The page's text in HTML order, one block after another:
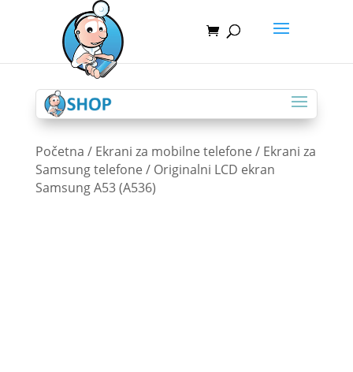
Početna / Ekrani za mobilne telefone / Ekrani za
Samsung telefone / Originalni LCD ekran
Samsung A53 (A536)